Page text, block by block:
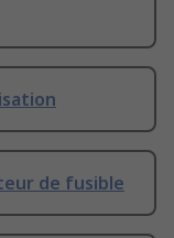
de fusible